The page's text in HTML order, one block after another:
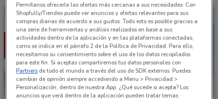
Permítanos ofrecerle las ofertas más cercanas a sus necesidades: Con
Shopfully/Tiendeo puede ver anuncios y ofertas relevantes para sus
compras diarias de acuerdo a sus gustos. Todo esto es posible gracias a
una serie de herramientas y análisis realizados en base a sus
actividades dentro de la aplicación y en las plataformas conectadas,
como se indica en el párrafo 2 de la Política de Privacidad. Para ello,
necesitamos su consentimiento sobre el uso de los datos recopilados
para este fin. Si aceptas compartiremos tus datos personales con
Partners de todo el mundo a través del uso de SDK externos. Puedes
cambiar de opinión siempre accediendo a Menu > Privacidad >
Personalización, dentro de nuestra App. ¿Qué sucede si acepta? Los
anuncios que verá dentro de la aplicación pueden tratar temas